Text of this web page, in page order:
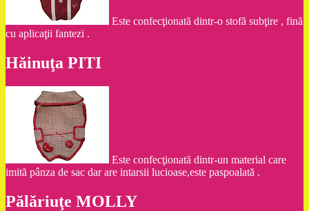
Este confecţionată dintr-o stofă subţire , fină
cu aplicaţii fantezi .
Hăinuţa PITI
Este confecţionată dintr-un material care
imită pânza de sac dar are intarsii lucioase,este paspoalată .
Pălăriuţe MOLLY